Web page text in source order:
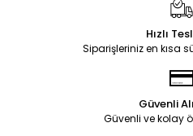
Hızlı
Siparişleriniz en kısa
Güvenli
Güvenli ve kolay